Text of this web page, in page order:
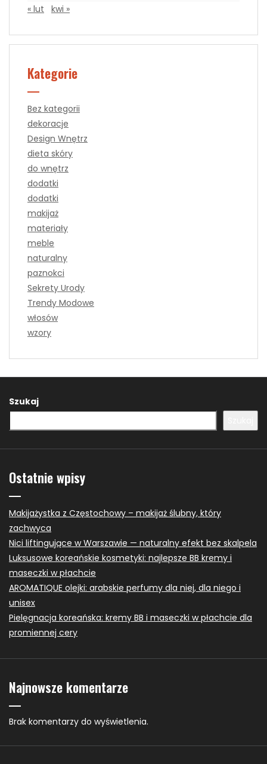
« lut kwi »
Kategorie
Bez kategorii
dekoracje
Design Wnętrz
dieta skóry
do wnętrz
dodatki
dodatki
makijaż
materiały
meble
naturalny
paznokci
Sekrety Urody
Trendy Modowe
włosów
wzory
Szukaj
Ostatnie wpisy
Makijażystka z Częstochowy – makijaż ślubny, który
zachwyca
Nici liftingujące w Warszawie — naturalny efekt bez skalpela
Luksusowe koreańskie kosmetyki: najlepsze BB kremy i
maseczki w płachcie
AROMATIQUE olejki: arabskie perfumy dla niej, dla niego i
unisex
Pielęgnacja koreańska: kremy BB i maseczki w płachcie dla
promiennej cery
Najnowsze komentarze
Brak komentarzy do wyświetlenia.